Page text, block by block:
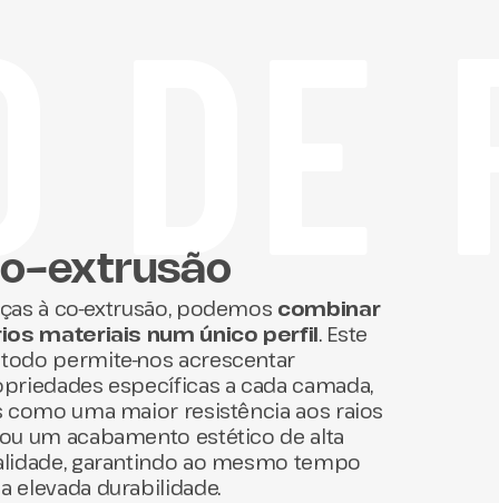
extrusão
à co-extrusão, podemos combinar
materiais num único perfil. Este
permite-nos acrescentar
específicas a cada camada,
como uma maior resistência aos raios
um acabamento estético de alta
garantindo ao mesmo tempo
elevada durabilidade.